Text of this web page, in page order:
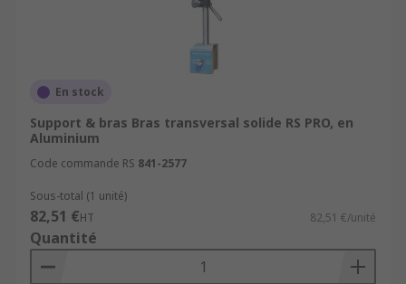
En stock
Support & bras Bras transversal solide RS PRO, en
Aluminium
Code commande RS 841-2577
Sous-total (1 unité)
82,51 €HT 82,51 €/unité
Quantité